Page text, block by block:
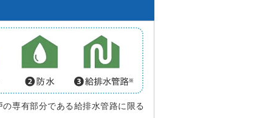
専有部分である給排水管路に限る